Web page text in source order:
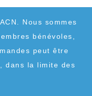
Nous sommes
bénévoles,
peut être
dans la limite des